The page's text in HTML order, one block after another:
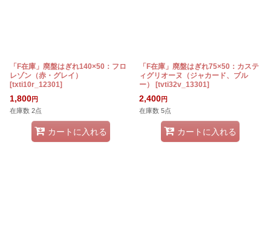
「F在庫」廃盤はぎれ140×50：フロ
レゾン（赤・グレイ）
[txti10r_12301]
1,800円
在庫数 2点
カートに入れる
「F在庫」廃盤はぎれ75×50：カステ
ィグリオーヌ（ジャカード、ブル
ー）
[tvti32v_13301]
2,400円
在庫数 5点
カートに入れる